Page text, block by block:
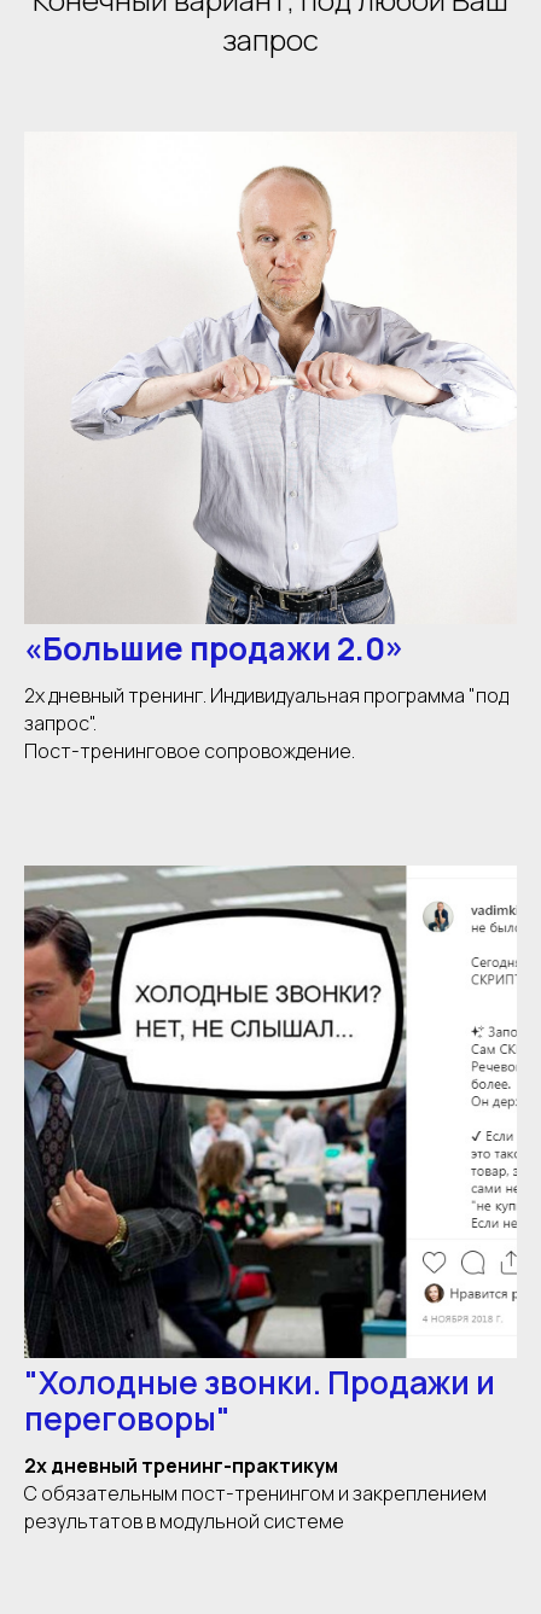
запрос
«Большие продажи 2.0»
2х дневный тренинг. Индивидуальная программа "под
запрос".
Пост-тренинговое сопровождение.
"Холодные звонки. Продажи и
переговоры"
2х дневный тренинг-практикум
С обязательным пост-тренингом и закреплением
результатов в модульной системе